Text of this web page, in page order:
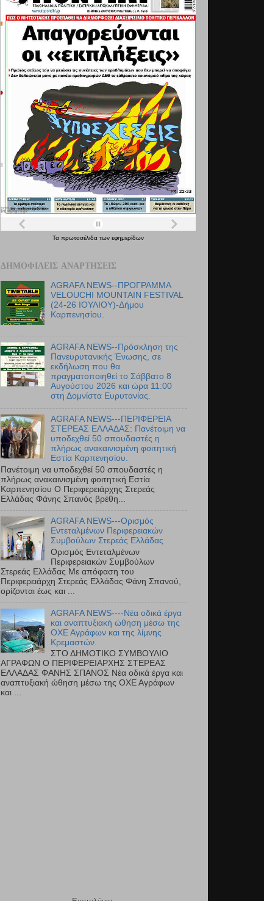
Τα πρωτοσέλιδα των εφημερίδων
ΔΗΜΟΦΙΛΕΊΣ ΑΝΑΡΤΉΣΕΙΣ
AGRAFA NEWS--ΠΡΟΓΡΑΜΜΑ
VELOUCHI MOUNTAIN FESTIVAL
(24-26 ΙΟΥΛΙΟΥ)-Δήμου
Καρπενησίου.
AGRAFA NEWS--Πρόσκληση της
Πανευρυτανικής Ένωσης, σε
εκδήλωση που θα
πραγματοποιηθεί το Σάββατο 8
Αυγούστου 2026 και ώρα 11:00
στη Δομνίστα Ευρυτανίας.
AGRAFA NEWS---ΠΕΡΙΦΕΡΕΙΑ
ΣΤΕΡΕΑΣ ΕΛΛΑΔΑΣ: Πανέτοιμη να
υποδεχθεί 50 σπουδαστές η
πλήρως ανακαινισμένη φοιτητική
Εστία Καρπενησίου.
Πανέτοιμη να υποδεχθεί 50 σπουδαστές η
πλήρως ανακαινισμένη φοιτητική Εστία
Καρπενησίου Ο Περιφερειάρχης Στερεάς
Ελλάδας Φάνης Σπανός βρέθη...
AGRAFA NEWS---Ορισμός
Εντεταλμένων Περιφερειακών
Συμβούλων Στερεάς Ελλάδας
Ορισμός Εντεταλμένων
Περιφερειακών Συμβούλων
Στερεάς Ελλάδας Με απόφαση του
Περιφερειάρχη Στερεάς Ελλάδας Φάνη Σπανού,
ορίζονται έως και ...
AGRAFA NEWS----Νέα οδικά έργα
και αναπτυξιακή ώθηση μέσω της
ΟΧΕ Αγράφων και της λίμνης
Κρεμαστών.
ΣΤΟ ΔΗΜΟΤΙΚΟ ΣΥΜΒΟΥΛΙΟ
ΑΓΡΑΦΩΝ Ο ΠΕΡΙΦΕΡΕΙΑΡΧΗΣ ΣΤΕΡΕΑΣ
ΕΛΛΑΔΑΣ ΦΑΝΗΣ ΣΠΑΝΟΣ Νέα οδικά έργα και
αναπτυξιακή ώθηση μέσω της ΟΧΕ Αγράφων
και ...